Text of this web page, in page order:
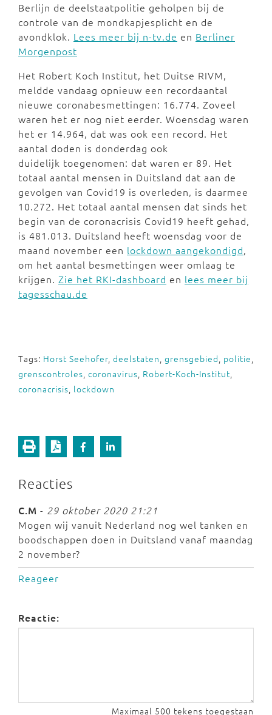
Berlijn de deelstaatpolitie geholpen bij de
controle van de mondkapjesplicht en de
avondklok. Lees meer bij n-tv.de en Berliner
Morgenpost
Het Robert Koch Institut, het Duitse RIVM,
meldde vandaag opnieuw een recordaantal
nieuwe coronabesmettingen: 16.774. Zoveel
waren het er nog niet eerder. Woensdag waren
het er 14.964, dat was ook een record. Het
aantal doden is donderdag ook
duidelijk toegenomen: dat waren er 89. Het
totaal aantal mensen in Duitsland dat aan de
gevolgen van Covid19 is overleden, is daarmee
10.272. Het totaal aantal mensen dat sinds het
begin van de coronacrisis Covid19 heeft gehad,
is 481.013. Duitsland heeft woensdag voor de
maand november een lockdown aangekondigd,
om het aantal besmettingen weer omlaag te
krijgen. Zie het RKI-dashboard en lees meer bij
tagesschau.de
Tags: Horst Seehofer, deelstaten, grensgebied, politie,
grenscontroles, coronavirus, Robert-Koch-Institut,
coronacrisis, lockdown
Reacties
C.M - 29 oktober 2020 21:21
Mogen wij vanuit Nederland nog wel tanken en
boodschappen doen in Duitsland vanaf maandag
2 november?
Reageer
Reactie:
Maximaal 500 tekens toegestaan